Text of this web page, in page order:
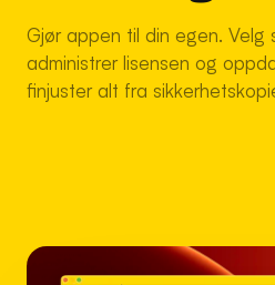
Gjør appen til din egen. Velg
administrer lisensen og
finjuster alt fra